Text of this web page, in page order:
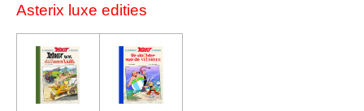
Asterix luxe edities